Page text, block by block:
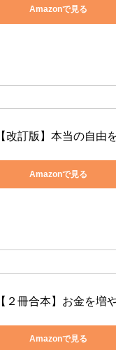
Amazonで見る
【改訂版】本当の自由
Amazonで見る
【２冊合本】お金を増
Amazonで見る